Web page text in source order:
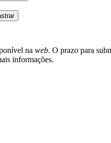
na web. O prazo para
informações.